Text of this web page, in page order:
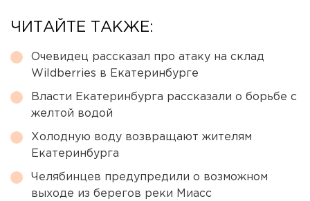
ЧИТАЙТЕ ТАКЖЕ:
Очевидец рассказал про атаку на склад
Wildberries в Екатеринбурге
Власти Екатеринбурга рассказали о борьбе с
желтой водой
Холодную воду возвращают жителям
Екатеринбурга
Челябинцев предупредили о возможном
выходе из берегов реки Миасс